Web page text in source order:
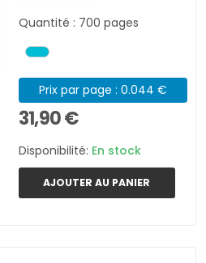
Quantité : 700 pages
Prix par page : 0.044 €
31,90 €
Disponibilité: En stock
AJOUTER AU PANIER